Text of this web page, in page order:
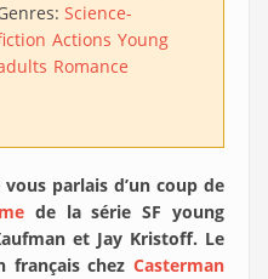
Science-
Actions Young
Romance
parlais d’un coup de
de la série SF young
et Jay Kristoff. Le
chez Casterman